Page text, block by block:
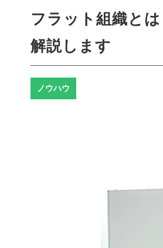
フラット組織と
解説します
ノウハウ